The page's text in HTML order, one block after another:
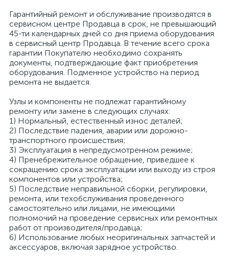
Гарантийный ремонт и обслуживание производятся в
сервисном центре Продавца в срок, не превышающий
45-ти календарных дней со дня приема оборудования
в сервисный центр Продавца. В течение всего срока
гарантии Покупателю необходимо сохранять
документы, подтверждающие факт приобретения
оборудования. Подменное устройство на период
ремонта не выдается.
Узлы и компоненты не подлежат гарантийному
ремонту или замене в следующих случаях:
1) Нормальный, естественный износ деталей;
2) Последствие падения, аварии или дорожно-
транспортного происшествия;
3) Эксплуатация в непредусмотренном режиме;
4) Пренебрежительное обращение, приведшее к
сокращению срока эксплуатации или выходу из строя
компонентов или устройства;
5) Последствие неправильной сборки, регулировки,
ремонта, или техобслуживания проведенного
самостоятельно или лицами, не имеющими
полномочий на проведение сервисных или ремонтных
работ от производителя/продавца;
6) Использование любых неоригинальных запчастей и
аксессуаров, включая зарядное устройство.